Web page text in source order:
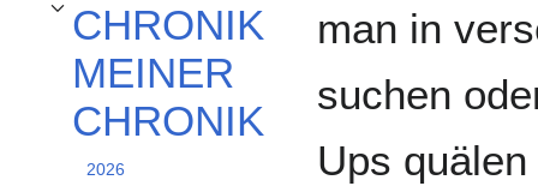
CHRONIK
MEINER
CHRONIK
Unterabschnitt CHRONIK MEINER CHRONIK umschalten
2026
man in
suchen
Ups